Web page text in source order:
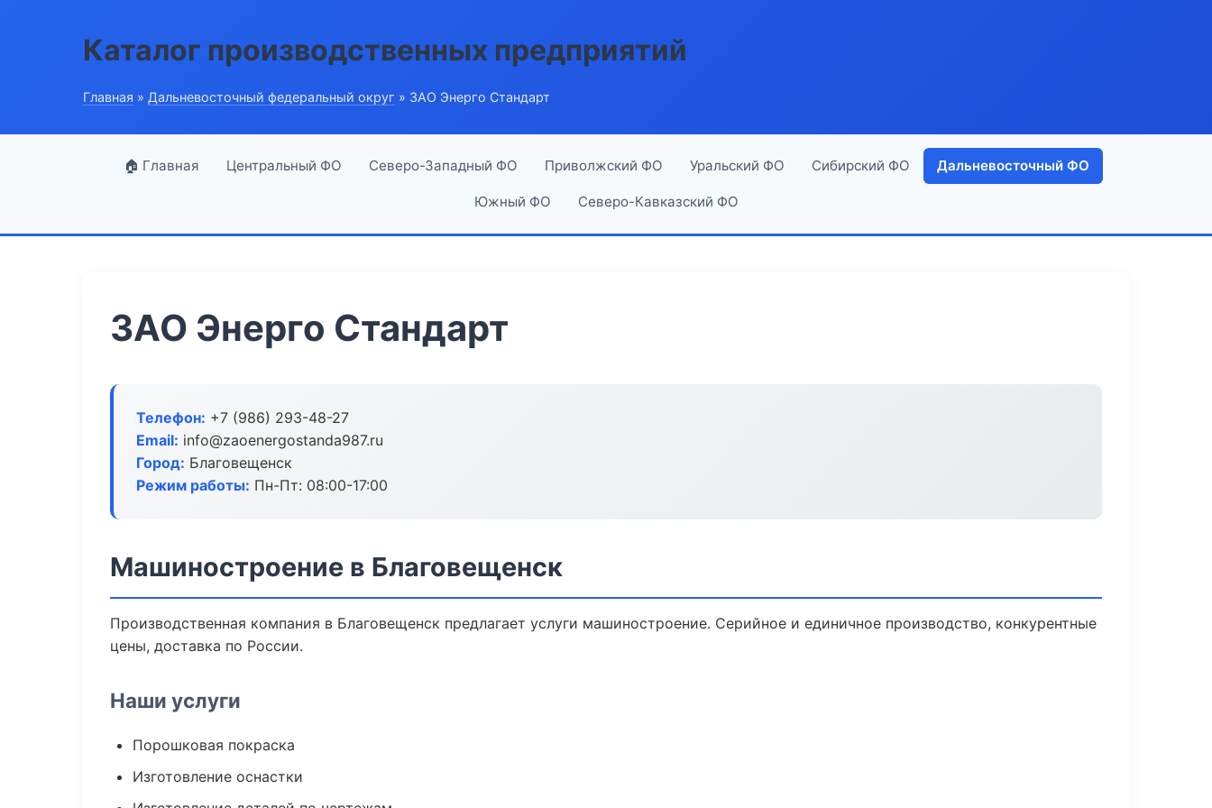
Каталог производственных предприятий
Главная » Дальневосточный федеральный округ » ЗАО Энерго Стандарт
🏠 Главная Центральный ФО Северо-Западный ФО Приволжский ФО Уральский ФО Сибирский ФО Дальневосточный ФО
Южный ФО Северо-Кавказский ФО
ЗАО Энерго Стандарт
Телефон: +7 (986) 293-48-27
Email: info@zaoenergostanda987.ru
Город: Благовещенск
Режим работы: Пн-Пт: 08:00-17:00
Машиностроение в Благовещенск
Производственная компания в Благовещенск предлагает услуги машиностроение. Серийное и единичное производство, конкурентные
цены, доставка по России.
Наши услуги
Порошковая покраска
Изготовление оснастки